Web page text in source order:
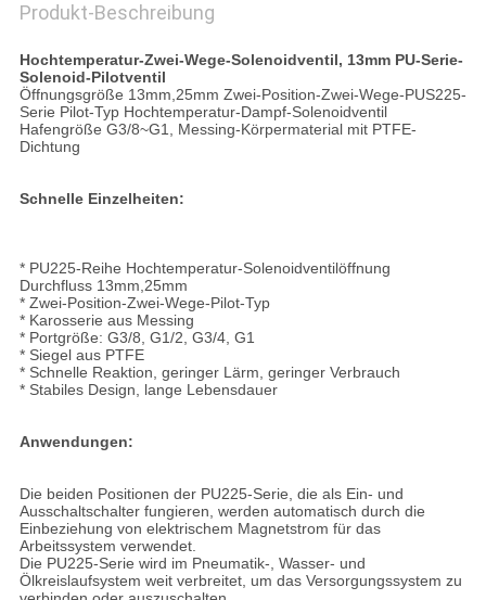
Produkt-Beschreibung
Hochtemperatur-Zwei-Wege-Solenoidventil, 13mm PU-Serie-
Solenoid-Pilotventil
Öffnungsgröße 13mm,25mm Zwei-Position-Zwei-Wege-PUS225-
Serie Pilot-Typ Hochtemperatur-Dampf-Solenoidventil
Hafengröße G3/8~G1, Messing-Körpermaterial mit PTFE-
Dichtung
Schnelle Einzelheiten:
* PU225-Reihe Hochtemperatur-Solenoidventilöffnung
Durchfluss 13mm,25mm
* Zwei-Position-Zwei-Wege-Pilot-Typ
* Karosserie aus Messing
* Portgröße: G3/8, G1/2, G3/4, G1
* Siegel aus PTFE
* Schnelle Reaktion, geringer Lärm, geringer Verbrauch
* Stabiles Design, lange Lebensdauer
Anwendungen:
Die beiden Positionen der PU225-Serie, die als Ein- und
Ausschaltschalter fungieren, werden automatisch durch die
Einbeziehung von elektrischem Magnetstrom für das
Arbeitssystem verwendet.
Die PU225-Serie wird im Pneumatik-, Wasser- und
Ölkreislaufsystem weit verbreitet, um das Versorgungssystem zu